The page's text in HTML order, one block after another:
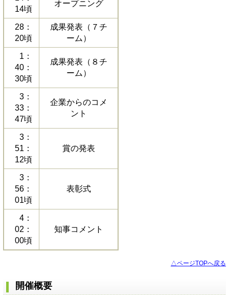
14頃
オープニング
28：
20頃
成果発表（７チ
ーム）
1：
40：
30頃
成果発表（８チ
ーム）
3：
33：
47頃
企業からのコメ
ント
3：
51：
12頃
賞の発表
3：
56：
01頃
表彰式
4：
02：
00頃
知事コメント
△ページTOPへ戻る
開催概要